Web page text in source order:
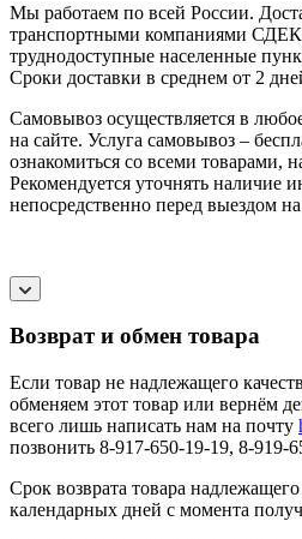
Мы работаем по всей России.
транспортными компаниями
труднодоступные населенные
Сроки доставки в среднем от 2
Самовывоз осуществляется в
на сайте. Услуга самовывоз –
ознакомиться со всеми товарами,
Рекомендуется уточнять наличие
непосредственно перед выездом на
Возврат и обмен товара
Если товар не надлежащего
обменяем этот товар или вернём
всего лишь написать нам на почту
позвонить 8-917-650-19-19, 8-919-
Срок возврата товара надлежащего
календарных дней с момента